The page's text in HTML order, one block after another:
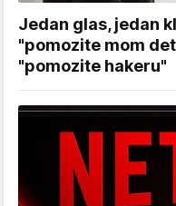
Jedan glas, jedan
"pomozite mom
"pomozite hakeru"